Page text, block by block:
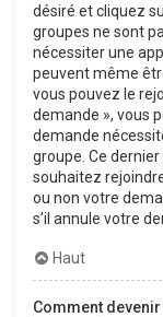
désiré et cliquez
groupes ne sont
nécessiter une
peuvent même
vous pouvez le
demande », vous
demande
groupe. Ce
souhaitez
ou non votre
s’il annule votre
Haut
Comment